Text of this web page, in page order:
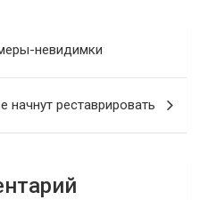
невидимки
реставрировать